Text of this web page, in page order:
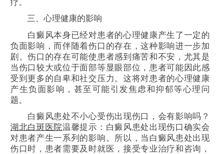
疗。
三、心理健康的影响
白癜风本身已经对患者的心理健康产生了一定的
负面影响，而伴随着伤口的存在，这种影响进一步加
剧。伤口的存在可能使患者感到痛苦和不安，尤其是
当伤口较大或位于面部等显眼部位，患者可能因此感
受到更多的自卑和社交压力。这将对患者的心理健康
产生负面影响，甚至可能引发焦虑和抑郁等心理问
题。
白癜风患处不小心受伤出现伤口，会有影响吗？
湖北白斑医院温馨提示：白癜风患处出现伤口确实会
对患者产生一系列的影响。所以，当白癜风患处出现
伤口时，患者需要及时就医，接受专业治疗和咨询，